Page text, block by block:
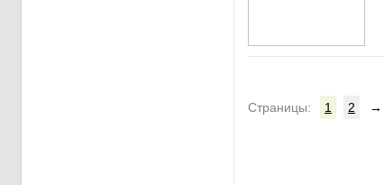
Cтраницы: 1 2 →